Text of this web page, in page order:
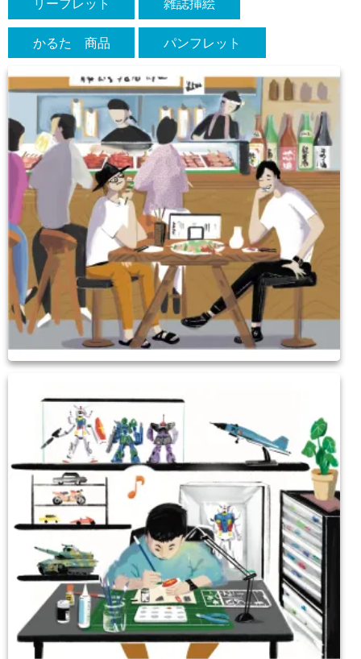
かるた 商品 パンフレット